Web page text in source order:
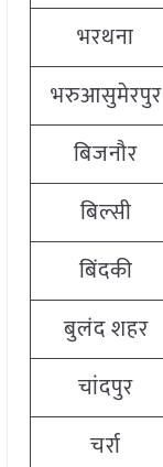
भरथना
भरुआसुमेरपुर
बिजनौर
बिल्सी
बिंदकी
बुलंद शहर
चांदपुर
चर्रा